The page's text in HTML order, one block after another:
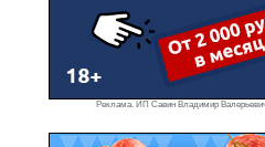
Реклама. ИП Савин Владимир